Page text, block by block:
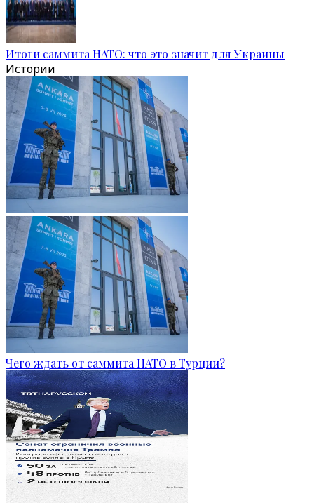
Итоги саммита НАТО: что это значит для Украины
Истории
Чего ждать от саммита НАТО в Турции?